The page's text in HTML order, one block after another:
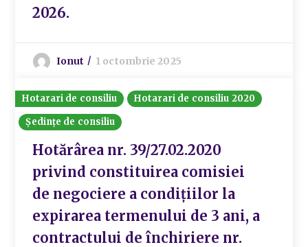
2026.
Ionut 1 octombrie 2025
Hotarari de consiliu
Hotarari de consiliu 2020
Ședințe de consiliu
Hotărârea nr. 39/27.02.2020
privind constituirea comisiei
de negociere a condițiilor la
expirarea termenului de 3 ani, a
contractului de închiriere nr.